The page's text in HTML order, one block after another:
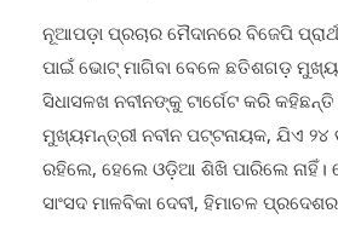
ନୂଆପଡ଼ା ପ୍ରଚାର ମୈଦାନରେ ବିଜେପି
ପାଇଁ ଭୋଟ୍ ମାଗିବା ବେଳେ ଛତିଶଗଡ଼
ସିଧାସଳଖ ନବୀନଙ୍କୁ ଟାର୍ଗେଟ କରି
ମୁଖ୍ୟମନ୍ତ୍ରୀ ନବୀନ ପଟ୍ଟନାୟକ, ଯିଏ ୨୪
ରହିଲେ, ହେଲେ ଓଡ଼ିଆ ଶିଖି ପାରିଲେ ନାହିଁ।
ସାଂସଦ ମାଳବିକା ଦେବୀ, ହିମାଚଳ